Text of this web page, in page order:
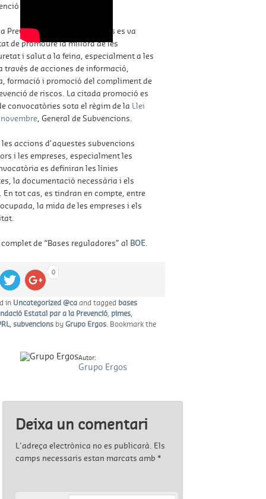
de Riscos Laborals.
Prevenció de Riscos Laborals es va
de promoure la millora de les
i salut a la feina, especialment a les
través de acciones de informació,
formació i promoció del compliment de
de riscos. La citada promoció es
convocatòries sota el règim de la Llei
, General de Subvencions.
accions d’aquestes subvencions
i les empreses, especialment les
es definiran les línies
la documentació necessària i els
En tot cas, es tindran en compte, entre
la mida de les empreses i els
de “Bases reguladores” al BOE.
0
in Uncategorized @ca and tagged bases
Estatal par a la Prevenció pimes
, subvencions byGrupo Ergos . Bookmark the
Autor:
Grupo Ergos
Deixa un comentari
L'adreça electrònica no es publicarà. Els
camps necessaris estan marcats amb *